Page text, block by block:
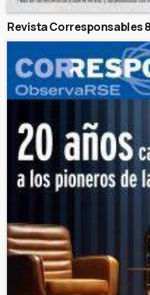
Revista Corresponsables